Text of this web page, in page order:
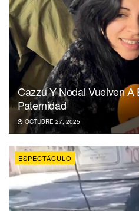
Cazzu Y Nodal Vuelven A
Paternidad
OCTUBRE 27, 2025
ESPECTÁCULO